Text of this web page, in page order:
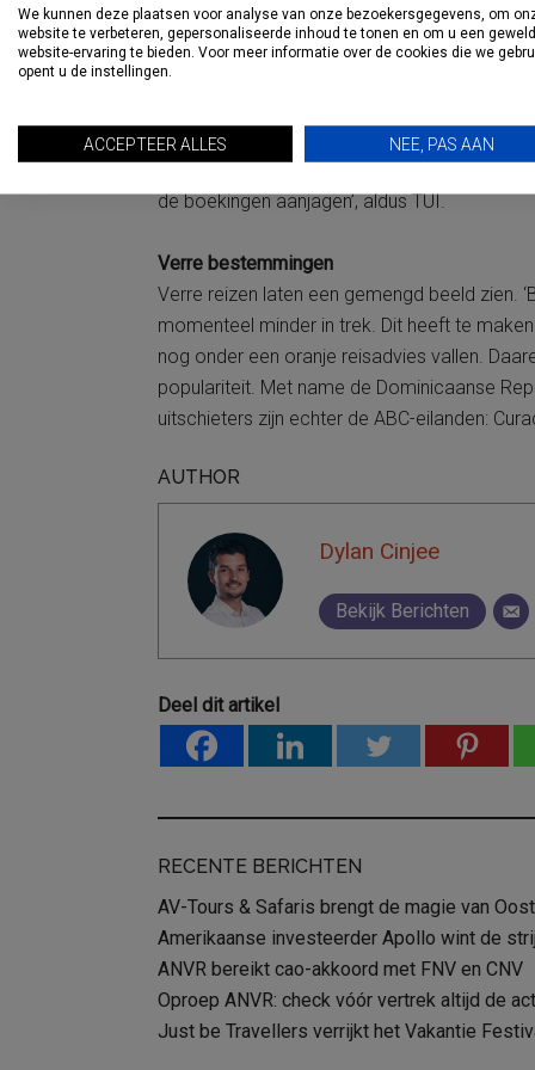
Last minute
Opvallend dit jaar is de sterke interesse in
aantrekkelijke prijzen. ‘Tegelijkertijd geldt
aanbod wordt. De meest gewilde
om bestemmingen, blijft Europa veruit het
goed. Turkije valt extra op door scherpe
de boekingen aanjagen’, aldus TUI.
Verre bestemmingen
Verre reizen laten een gemengd beeld zien.
momenteel minder in trek. Dit heeft te
nog onder een oranje reisadvies vallen.
populariteit. Met name de Dominicaanse
uitschieters zijn echter de ABC-eilanden:
AUTHOR
Dylan Cinjee
Bekijk Berichten
Deel dit artikel
RECENTE BERICHTEN
AV-Tours & Safaris brengt de magie van
Amerikaanse investeerder Apollo wint de
ANVR bereikt cao-akkoord met FNV en CNV
Oproep ANVR: check vóór vertrek altijd de
Just be Travellers verrijkt het Vakantie
We kunnen deze plaatsen voor analyse van onze bezoekersgegevens, om
website te verbeteren, gepersonaliseerde inhoud te tonen en om u een
website-ervaring te bieden. Voor meer informatie over de cookies die we
opent u de instellingen.
ACCEPTEER ALLES NEE, PAS AAN